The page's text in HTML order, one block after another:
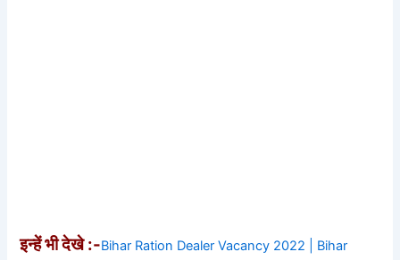
इन्हें भी देखे :-Bihar Ration Dealer Vacancy 2022 | Bihar